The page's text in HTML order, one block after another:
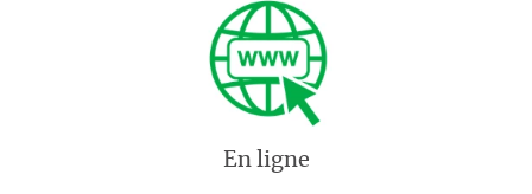
En ligne